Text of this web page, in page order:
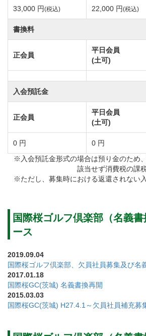
開している林間コースです。
コース内は豊富な樹木がセパレート
らかな地形に造られたコースの高
ルと非常にフラット。
水郷霞ヶ浦を望む景観美、多彩な
つコース東・南・西の各9ホール、
国際桜ゴルフ倶楽部のコース設計は
中村寅吉氏をはじめ、一流のプロゴ
ました。
距離のあるホールや池・クリーク
などそれぞれが特徴的です。グリ
初心者にはやさしく、上級者には
する戦略的なコースレイアウト。
てお楽しみ頂けます。
【東コース】3,336ヤード。3コース
るコースです。
33,000 円(税込) 22,000 円(税込)
書換料
正会員
平日会員
(土可)
入会預託金
正会員
平日会員
(土可)
0 円
0 円
※入会預託金形式の場合は預り金のため
該当せず消費税の課
※ただし、募集時における返還されない
国際桜ゴルフ倶楽部（名義
ース
2019.09.04
国際桜ゴルフ倶楽部、欠員社員募集及び名
2017.01.18
国際桜GC(茨城) 名義書換再開
2015.03.03
国際桜GC(茨城) H27.4.1～欠員社員補充募